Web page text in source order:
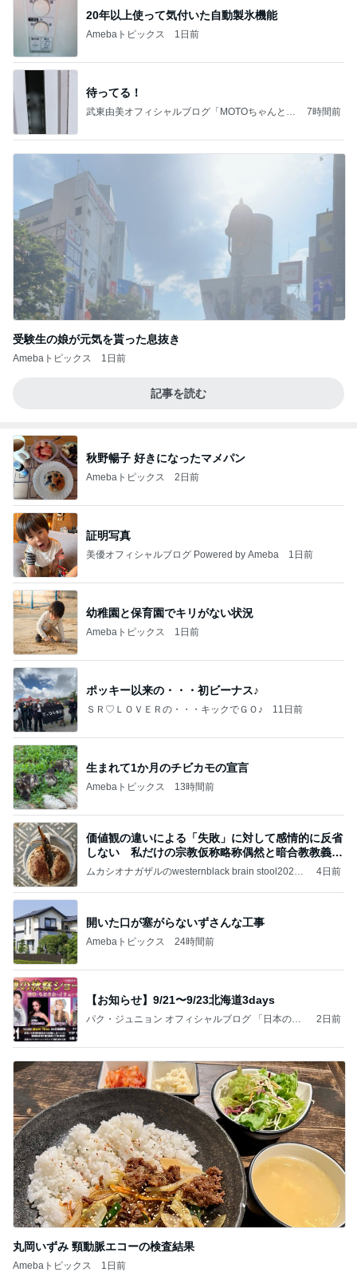
20年以上使って気付いた自動製氷機能
Amebaトピックス 1日前
待ってる！
武東由美オフィシャルブログ「MOTOちゃんとの
7時間前
受験生の娘が元気を貰った息抜き
Amebaトピックス 1日前
記事を読む
秋野暢子 好きになったマメパン
Amebaトピックス 2日前
証明写真
美優オフィシャルブログ Powered by Ameba 1日前
幼稚園と保育園でキリがない状況
Amebaトピックス 1日前
ポッキー以来の・・・初ビーナス♪
ＳＲ♡ＬＯＶＥＲの・・・キックでＧＯ♪ 11日前
生まれて1か月のチビカモの宣言
Amebaトピックス 13時間前
価値観の違いによる「失敗」に対して感情的に反省
しない 私だけの宗教仮称略称偶然と暗合教教義候
補
ムカシオナガザルのwesternblack brain stool2024
ガザル
4日前
開いた口が塞がらないずさんな工事
Amebaトピックス 24時間前
【お知らせ】9/21〜9/23北海道3days
パク・ジュニョン オフィシャルブログ 「日本の
2日前
丸岡いずみ 頸動脈エコーの検査結果
Amebaトピックス 1日前